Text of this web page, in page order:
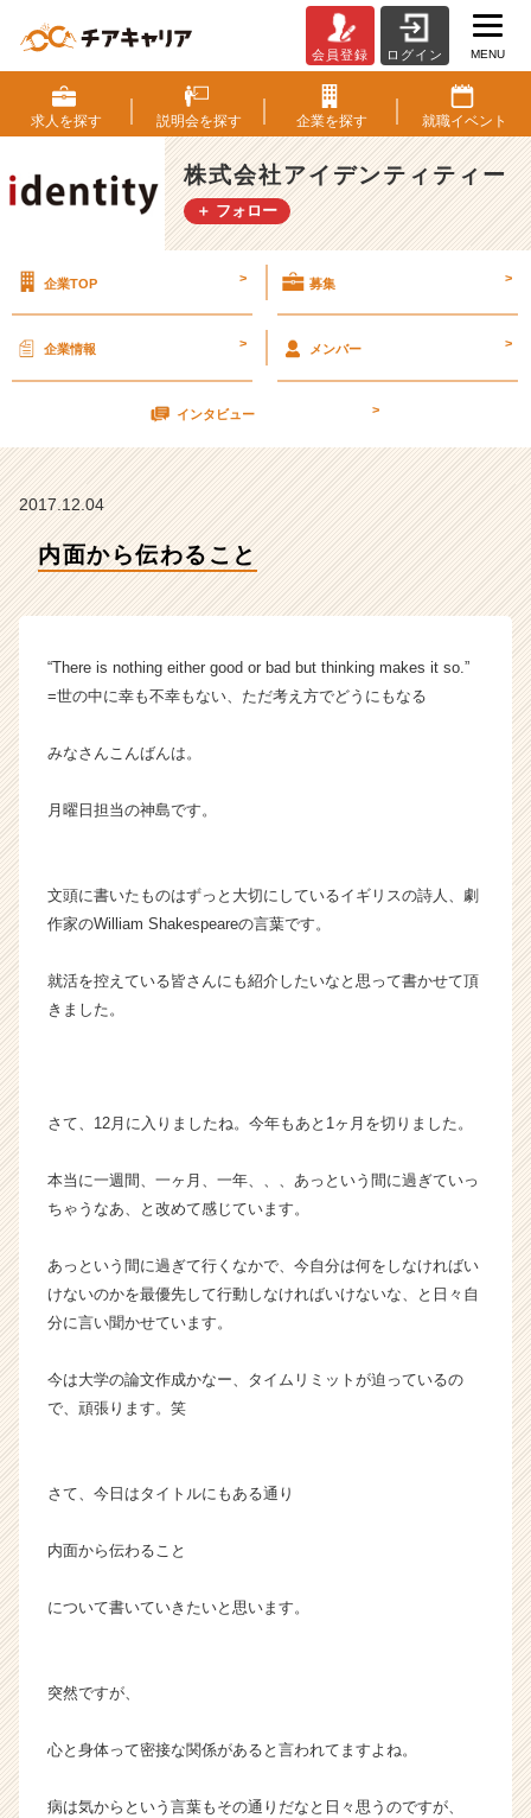
面
か
ら
伝
わ
る
式
ア
イ
ィ
の
イ
ム
ベ
ャ
成
企
ウ
が
届
就
活
イ
チ
リ
e
e
会員登録 ログイン MENU
求人を探す 説明会を探す 企業を探す 就職イベント
株式会社アイデンティティー
＋ フォロー
企業TOP > 募集 >
企業情報 > メンバー >
インタビュー >
2017.12.04
内面から伝わること
“There is nothing either good or bad but thinking makes it so.”
=世の中に幸も不幸もない、ただ考え方でどうにもなる
みなさんこんばんは。
月曜日担当の神島です。
文頭に書いたものはずっと大切にしているイギリスの詩人、劇
作家のWilliam Shakespeareの言葉です。
就活を控えている皆さんにも紹介したいなと思って書かせて頂
きました。
さて、12月に入りましたね。今年もあと1ヶ月を切りました。
本当に一週間、一ヶ月、一年、、、あっという間に過ぎていっ
ちゃうなあ、と改めて感じています。
あっという間に過ぎて行くなかで、今自分は何をしなければい
けないのかを最優先して行動しなければいけないな、と日々自
分に言い聞かせています。
今は大学の論文作成かなー、タイムリミットが迫っているの
で、頑張ります。笑
さて、今日はタイトルにもある通り
内面から伝わること
について書いていきたいと思います。
突然ですが、
心と身体って密接な関係があると言われてますよね。
病は気からという言葉もその通りだなと日々思うのですが、